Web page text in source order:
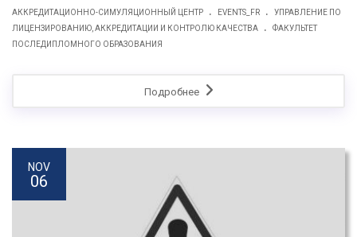
АККРЕДИТАЦИОННО-СИМУЛЯЦИОННЫЙ ЦЕНТР . EVENTS_FR .
УПРАВЛЕНИЕ ПО
ЛИЦЕНЗИРОВАНИЮ, АККРЕДИТАЦИИ И КОНТРОЛЮ КАЧЕСТВА
.
ФАКУЛЬТЕТ
ПОСЛЕДИПЛОМНОГО ОБРАЗОВАНИЯ
Подробнее
NOV
06